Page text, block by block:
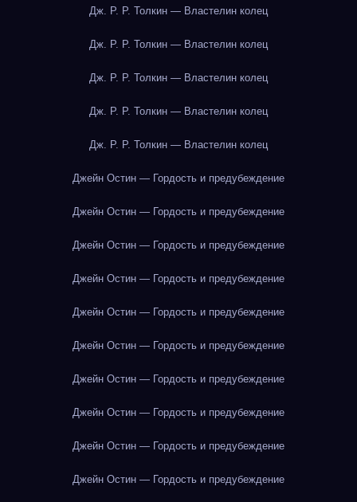
Дж. Р. Р. Толкин — Властелин колец
Дж. Р. Р. Толкин — Властелин колец
Дж. Р. Р. Толкин — Властелин колец
Дж. Р. Р. Толкин — Властелин колец
Дж. Р. Р. Толкин — Властелин колец
Джейн Остин — Гордость и предубеждение
Джейн Остин — Гордость и предубеждение
Джейн Остин — Гордость и предубеждение
Джейн Остин — Гордость и предубеждение
Джейн Остин — Гордость и предубеждение
Джейн Остин — Гордость и предубеждение
Джейн Остин — Гордость и предубеждение
Джейн Остин — Гордость и предубеждение
Джейн Остин — Гордость и предубеждение
Джейн Остин — Гордость и предубеждение